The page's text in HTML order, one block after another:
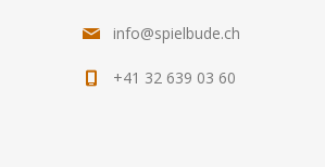
info@spielbude.ch
+41 32 639 03 60